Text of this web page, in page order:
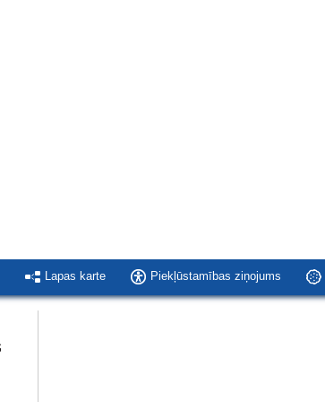
Lapas karte Piekļūstamības ziņojums